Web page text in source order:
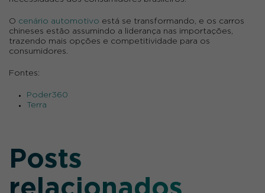
O cenário automotivo está se transformando, e os carros
chineses estão assumindo a liderança nas importações,
trazendo mais opções e competitividade para os
consumidores.
Fontes:
Poder360
Terra
Posts